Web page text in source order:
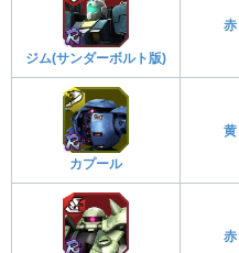
ジム(サンダーボルト版)
赤
カプール
黄
赤